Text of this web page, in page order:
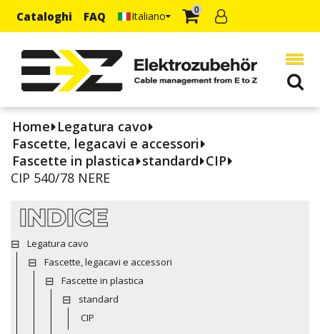
Cataloghi FAQ Italiano 0
Home Legatura cavo
Fascette, legacavi e accessori
Fascette in plastica standard CIP
CIP 540/78 NERE
INDICE
Legatura cavo
Fascette, legacavi e accessori
Fascette in plastica
standard
CIP